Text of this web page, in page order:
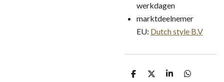
werkdagen
marktdeelnemer
EU: Dutch style B.V
D
D
S
D